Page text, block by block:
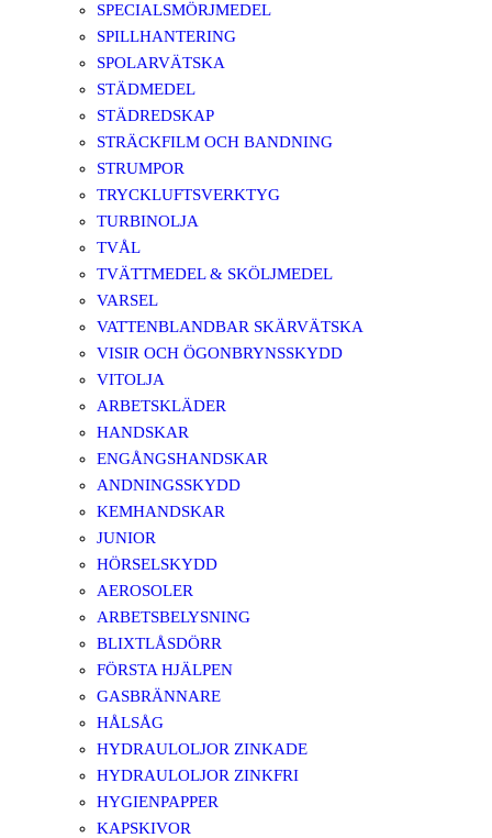
SPECIALSMÖRJMEDEL
SPILLHANTERING
SPOLARVÄTSKA
STÄDMEDEL
STÄDREDSKAP
STRÄCKFILM OCH BANDNING
STRUMPOR
TRYCKLUFTSVERKTYG
TURBINOLJA
TVÅL
TVÄTTMEDEL & SKÖLJMEDEL
VARSEL
VATTENBLANDBAR SKÄRVÄTSKA
VISIR OCH ÖGONBRYNSSKYDD
VITOLJA
ARBETSKLÄDER
HANDSKAR
ENGÅNGSHANDSKAR
ANDNINGSSKYDD
KEMHANDSKAR
JUNIOR
HÖRSELSKYDD
AEROSOLER
ARBETSBELYSNING
BLIXTLÅSDÖRR
FÖRSTA HJÄLPEN
GASBRÄNNARE
HÅLSÅG
HYDRAULOLJOR ZINKADE
HYDRAULOLJOR ZINKFRI
HYGIENPAPPER
KAPSKIVOR